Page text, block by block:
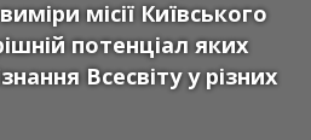
місії Київського
потенціал яких
Всесвіту у різних